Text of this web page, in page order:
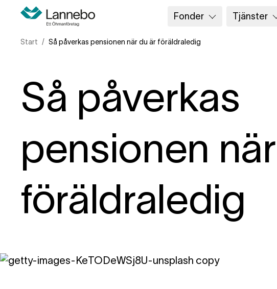
Fonder Tjänster
Start Så påverkas pensionen när du är föräldraledig
Så påverkas
pensionen
föräldraledig